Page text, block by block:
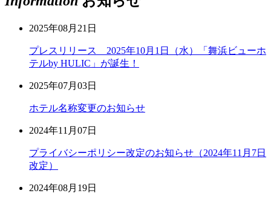
2025年08月21日
プレスリリース 2025年10月1日（水）「舞浜ビューホ
テルby HULIC」が誕生！
2025年07月03日
ホテル名称変更のお知らせ
2024年11月07日
プライバシーポリシー改定のお知らせ（2024年11月7日
改定）
2024年08月19日